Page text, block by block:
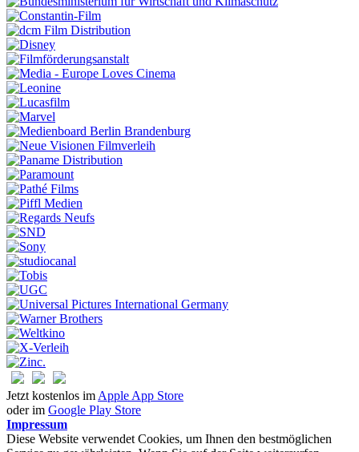
Jetzt kostenlos im Apple App Store
oder im Google Play Store
Impressum
Diese Website verwendet Cookies, um Ihnen den bestmöglichen